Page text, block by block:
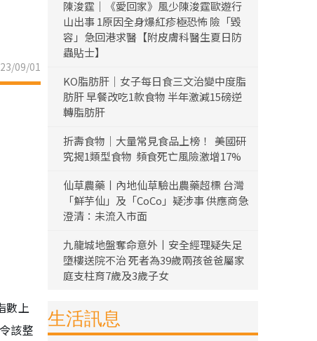
09/01
數上
該整
陳浚霆｜《愛回家》風少陳浚霆歐遊行
山出事 1原因全身爆紅疹極恐怖 險「毀
容」急回港求醫【附皮膚科醫生夏日防
蟲貼士】
KO脂肪肝｜女子每日食三文治變中度脂
肪肝 早餐改吃1款食物 半年激減15磅逆
轉脂肪肝
折壽食物｜大量常見食品上榜！ 美國研
究揭1類型食物 頻食死亡風險激增17%
仙草農藥丨內地仙草驗出農藥超標 台灣
「鮮芋仙」及「CoCo」疑涉事 供應商急
澄清：未流入市面
九龍城地盤奪命意外丨安全經理疑失足
墮樓送院不治 死者為39歲兩孩爸爸屬家
庭支柱育7歲及3歲子女
生活訊息